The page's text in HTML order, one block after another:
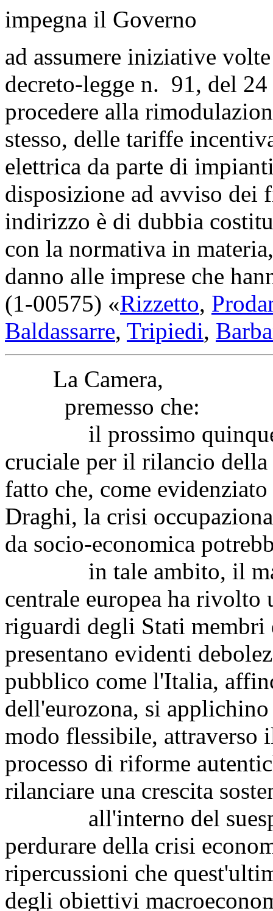
impegna il Governo
ad assumere iniziative
decreto-legge n. 91, del
procedere alla
stesso, delle tariffe
elettrica da parte di
disposizione ad avviso dei
indirizzo è di dubbia
con la normativa in
danno alle imprese che
(1-00575) «Rizzetto,
Baldassarre, Tripiedi,
La Camera,
premesso che:
il prossimo
cruciale per il rilancio
fatto che, come
Draghi, la crisi
da socio-economica
in tale ambito, il
centrale europea ha rivolto
riguardi degli Stati membri
presentano evidenti
pubblico come l'Italia,
dell'eurozona, si
modo flessibile, attraverso
processo di riforme
rilanciare una crescita
all'interno del
perdurare della crisi
ripercussioni che
degli obiettivi